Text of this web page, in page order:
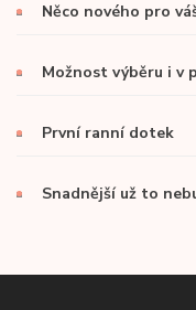
Něco nového pro
Možnost výběru i v
První ranní dotek
Snadnější už to